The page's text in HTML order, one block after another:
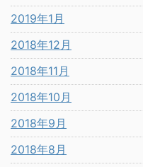
2019年1月
2018年12月
2018年11月
2018年10月
2018年9月
2018年8月